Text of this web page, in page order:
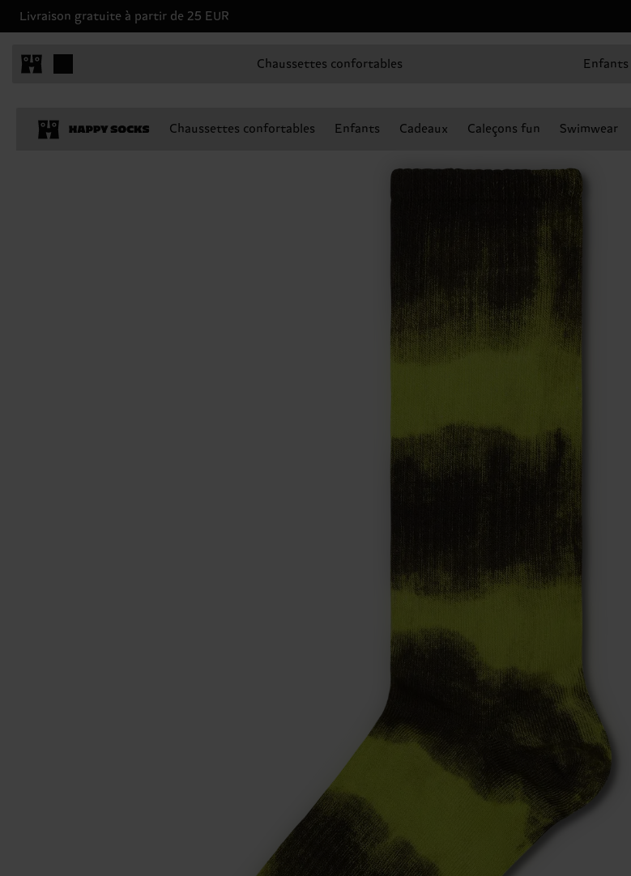
Livraison gratuite à partir de 25 EUR
Chaussettes confortables Enfants
Chaussettes confortables Enfants Cadeaux Caleçons fun Swimwear